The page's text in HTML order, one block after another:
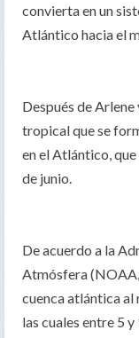
convierta en un
Atlántico hacia el
Después de
tropical que se
en el Atlántico,
de junio.
De acuerdo a la
Atmósfera (NOAA,
cuenca atlántica al
las cuales entre 5 y